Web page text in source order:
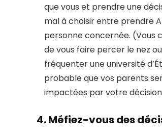
que vous et prendre une
mal à choisir entre prendre
personne concernée. (Vous
de vous faire percer le nez
fréquenter une université
probable que vos parents
impactées par votre
4. Méfiez-vous des